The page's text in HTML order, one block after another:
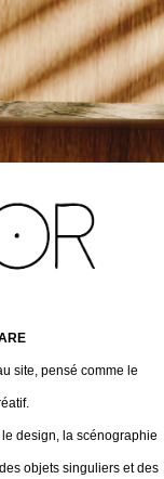
site, pensé comme le
design, la scénographie
objets singuliers et des